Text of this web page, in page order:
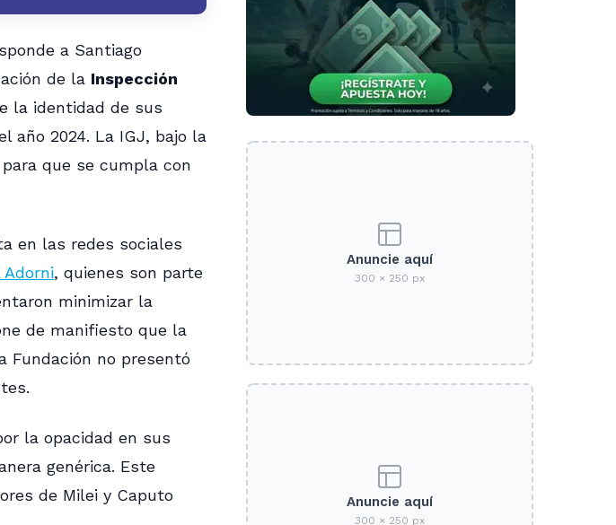
a Santiago
de la Inspección
la identidad de sus
año 2024. La IGJ, bajo la
que se cumpla con
en las redes sociales
Adorni, quienes son parte
minimizar la
de manifiesto que la
Fundación no presentó
la opacidad en sus
genérica. Este
de Milei y Caputo
Anuncie aquí
300 × 250 px
Anuncie aquí
300 × 250 px